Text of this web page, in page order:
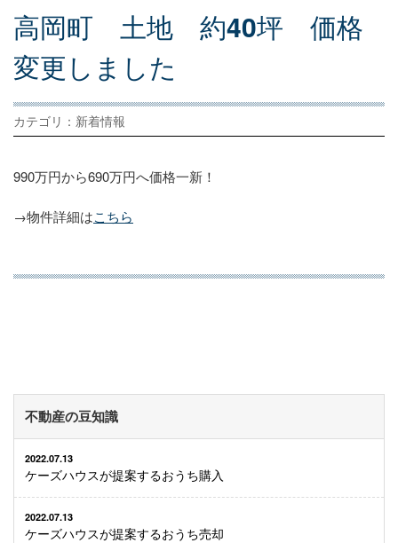
高岡町 土地 約40坪 価格
変更し ま した
カテゴリ：新着情報
990万円から690万円へ価格一新！
→物件詳細はこちら
不動産の豆知識
2022.07.13
ケーズハウスが提案するおうち購入
2022.07.13
ケーズハウスが提案するおうち売却